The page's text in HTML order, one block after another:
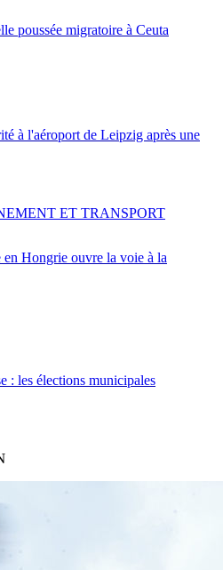
poussée migratoire à Ceuta
à l'aéroport de Leipzig après une
Hongrie ouvre la voie à la
ET TRANSPORT
: les élections municipales